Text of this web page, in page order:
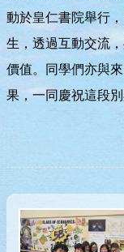
動於皇仁書院舉行
生，透過互動交流
價值。同學們亦與
果，一同慶祝這段